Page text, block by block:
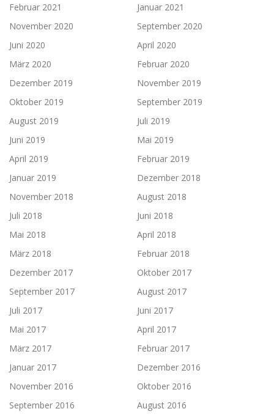
Februar 2021
Januar 2021
November 2020
September 2020
Juni 2020
April 2020
März 2020
Februar 2020
Dezember 2019
November 2019
Oktober 2019
September 2019
August 2019
Juli 2019
Juni 2019
Mai 2019
April 2019
Februar 2019
Januar 2019
Dezember 2018
November 2018
August 2018
Juli 2018
Juni 2018
Mai 2018
April 2018
März 2018
Februar 2018
Dezember 2017
Oktober 2017
September 2017
August 2017
Juli 2017
Juni 2017
Mai 2017
April 2017
März 2017
Februar 2017
Januar 2017
Dezember 2016
November 2016
Oktober 2016
September 2016
August 2016